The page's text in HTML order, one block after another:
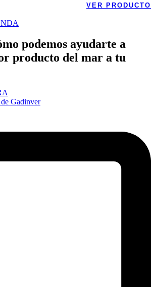
VER PRODUCTO
podemos ayudarte a
producto del mar a tu